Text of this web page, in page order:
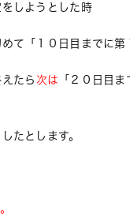
しようとした時
て「１０日目までに第
たら 次は 「２０日目
たとします。